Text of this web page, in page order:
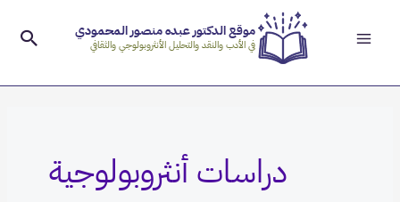
Menu
موقع الدكتور عبده منصور المحمودي
في الأدب والنقد والتحليل الأنثروبولوجي والثقافي
دراسات أنثروبولوجية